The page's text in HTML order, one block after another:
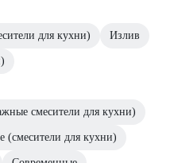
для кухни) Излив
смесители для кухни)
(смесители для кухни)